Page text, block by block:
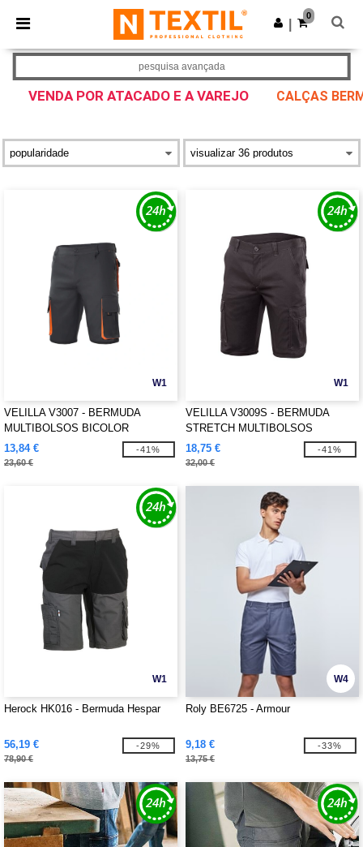
× App Ntextil
Melhores preços na app!
Obter app
0
VENDA POR ATACADO E A VAREJO CALÇAS
pesquisa avançada
W1
VELILLA V3007 - BERMUDA
MULTIBOLSOS BICOLOR
13,84 €
23,60 €
-41%
W1
VELILLA V3009S - BERMUDA
STRETCH MULTIBOLSOS
18,75 €
32,00 €
-41%
W1
Herock HK016 - Bermuda Hespar
56,19 €
78,90 €
-29%
W4
Roly BE6725 - Armour
9,18 €
13,75 €
-33%